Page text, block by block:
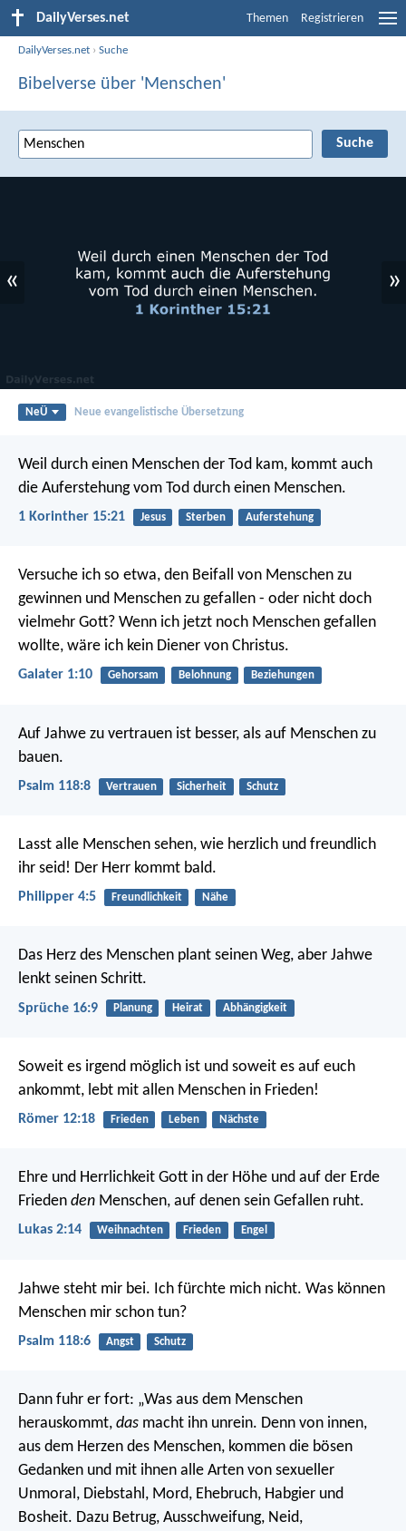
DailyVerses.net Themen Registrieren
DailyVerses.net ›Suche
Bibelverse über 'Menschen'
« »
NeÜ Neue evangelistische Übersetzung
Weil durch einen Menschen der Tod kam, kommt auch
die Auferstehung vom Tod durch einen Menschen.
1 Korinther 15:21 Jesus Sterben Auferstehung
Versuche ich so etwa, den Beifall von Menschen zu
gewinnen und Menschen zu gefallen - oder nicht doch
vielmehr Gott? Wenn ich jetzt noch Menschen gefallen
wollte, wäre ich kein Diener von Christus.
Galater 1:10 Gehorsam Belohnung Beziehungen
Auf Jahwe zu vertrauen ist besser, als auf Menschen zu
bauen.
Psalm 118:8 Vertrauen Sicherheit Schutz
Lasst alle Menschen sehen, wie herzlich und freundlich
ihr seid! Der Herr kommt bald.
Philipper 4:5 Freundlichkeit Nähe
Das Herz des Menschen plant seinen Weg, aber Jahwe
lenkt seinen Schritt.
Sprüche 16:9 Planung Heirat Abhängigkeit
Soweit es irgend möglich ist und soweit es auf euch
ankommt, lebt mit allen Menschen in Frieden!
Römer 12:18 Frieden Leben Nächste
Ehre und Herrlichkeit Gott in der Höhe und auf der Erde
Frieden den Menschen, auf denen sein Gefallen ruht.
Lukas 2:14 Weihnachten Frieden Engel
Jahwe steht mir bei. Ich fürchte mich nicht. Was können
Menschen mir schon tun?
Psalm 118:6 Angst Schutz
Dann fuhr er fort: „Was aus dem Menschen
herauskommt, das macht ihn unrein. Denn von innen,
aus dem Herzen des Menschen, kommen die bösen
Gedanken und mit ihnen alle Arten von sexueller
Unmoral, Diebstahl, Mord, Ehebruch, Habgier und
Bosheit. Dazu Betrug, Ausschweifung, Neid,